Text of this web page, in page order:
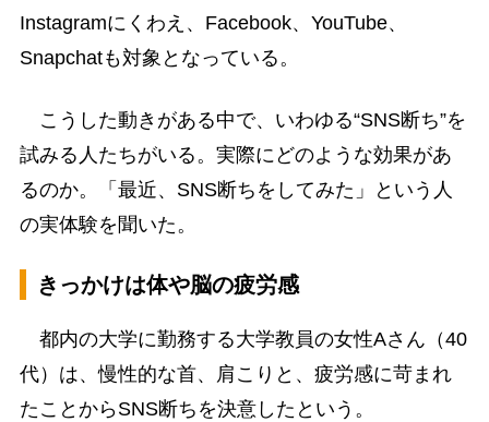
Instagramにくわえ、Facebook、YouTube、
Snapchatも対象となっている。
こうした動きがある中で、いわゆる“SNS断ち”を
試みる人たちがいる。実際にどのような効果があ
るのか。「最近、SNS断ちをしてみた」という人
の実体験を聞いた。
きっかけは体や脳の疲労感
都内の大学に勤務する大学教員の女性Aさん（40
代）は、慢性的な首、肩こりと、疲労感に苛まれ
たことからSNS断ちを決意したという。